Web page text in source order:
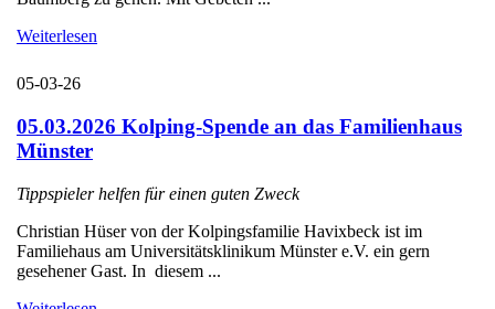
Weiterlesen
05-03-26
05.03.2026 Kolping-Spende an das Familienhaus
Münster
Tippspieler helfen für einen guten Zweck
Christian Hüser von der Kolpingsfamilie Havixbeck ist im
Familiehaus am Universitätsklinikum Münster e.V. ein gern
gesehener Gast. In diesem ...